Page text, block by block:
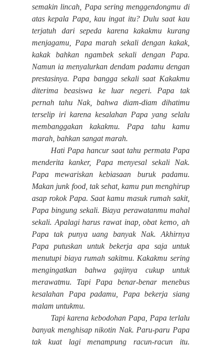
semakin lincah, Papa sering menggendongmu di
atas kepala Papa, kau ingat itu? Dulu saat kau
terjatuh dari sepeda karena kakakmu kurang
menjagamu, Papa marah sekali dengan kakak,
kakak bahkan ngambek sekali dengan Papa.
Namun ia menyalurkan dendam padamu dengan
prestasinya. Papa bangga sekali saat Kakakmu
diterima beasiswa ke luar negeri. Papa tak
pernah tahu Nak, bahwa diam-diam dihatimu
terselip iri karena kesalahan Papa yang selalu
membanggakan kakakmu. Papa tahu kamu
marah, bahkan sangat marah.
Hati Papa hancur saat tahu permata Papa
menderita kanker, Papa menyesal sekali Nak.
Papa mewariskan kebiasaan buruk padamu.
Makan junk food, tak sehat, kamu pun menghirup
asap rokok Papa. Saat kamu masuk rumah sakit,
Papa bingung sekali. Biaya perawatanmu mahal
sekali. Apalagi harus rawat inap, obat kemo, ah
Papa tak punya uang banyak Nak. Akhirnya
Papa putuskan untuk bekerja apa saja untuk
menutupi biaya rumah sakitmu. Kakakmu sering
mengingatkan bahwa gajinya cukup untuk
merawatmu. Tapi Papa benar-benar menebus
kesalahan Papa padamu, Papa bekerja siang
malam untukmu.
Tapi karena kebodohan Papa, Papa terlalu
banyak menghisap nikotin Nak. Paru-paru Papa
tak kuat lagi menampung racun-racun itu.